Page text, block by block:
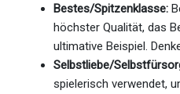
Bestes/Spitzenklasse:
höchster Qualität, das
ultimative Beispiel.
Selbstliebe/
spielerisch verwendet,